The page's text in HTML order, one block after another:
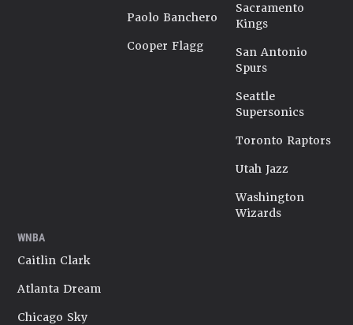
Paolo Banchero
Cooper Flagg
Sacramento
Kings
San Antonio
Spurs
Seattle
Supersonics
Toronto Raptors
Utah Jazz
Washington
Wizards
WNBA
Caitlin Clark
Atlanta Dream
Chicago Sky